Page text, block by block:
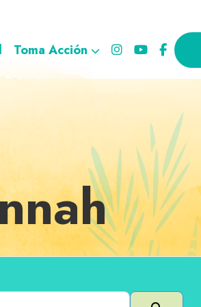
Toma Acción